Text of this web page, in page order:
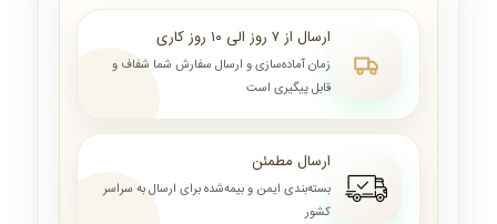
ارسال از ۷ روز الی ۱۰ روز کاری
زمان آماده‌سازی و ارسال سفارش شما شفاف و
قابل پیگیری است
ارسال مطمئن
بسته‌بندی ایمن و بیمه‌شده برای ارسال به سراسر
کشور